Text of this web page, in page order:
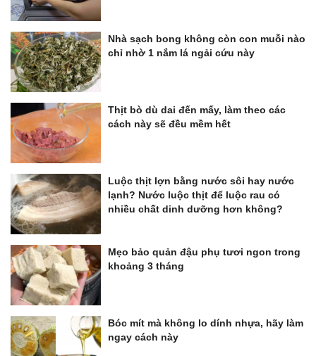
Nhà sạch bong không còn con muỗi nào
chỉ nhờ 1 nắm lá ngải cứu này
Thịt bò dù dai đến mấy, làm theo các
cách này sẽ đều mềm hết
Luộc thịt lợn bằng nước sôi hay nước
lạnh? Nước luộc thịt để luộc rau có
nhiều chất dinh dưỡng hơn không?
Mẹo bảo quản đậu phụ tươi ngon trong
khoảng 3 tháng
Bóc mít mà không lo dính nhựa, hãy làm
ngay cách này